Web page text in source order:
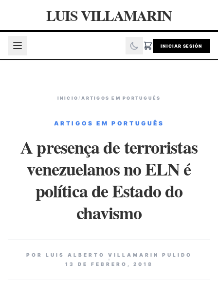
LUIS VILLAMARIN
INICIAR SESIÓN
INICIO /ARTIGOS EM PORTUGUÊS
ARTIGOS EM PORTUGUÊS
A presença de terroristas
venezuelanos no ELN é
política de Estado do
chavismo
POR LUIS ALBERTO VILLAMARIN PULIDO
13 DE FEBRERO, 2018